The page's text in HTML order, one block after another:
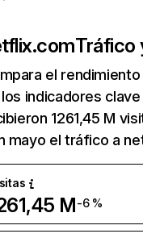
Tráfico
el
indicadores
1261,45 M
mayo el tráfico a
M-6 %